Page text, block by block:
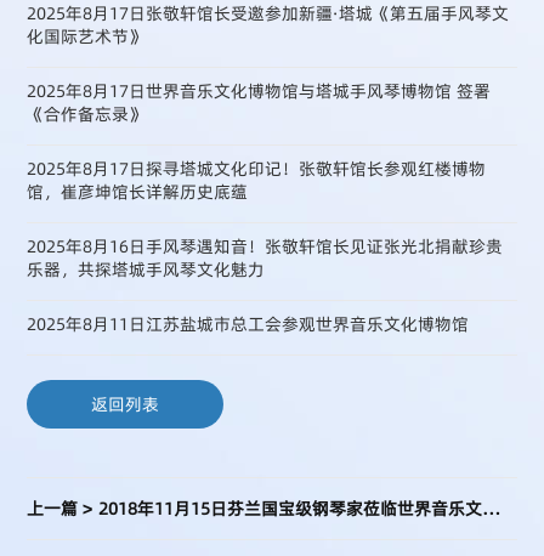
2025年8月17日张敬轩馆长受邀参加新疆·塔城《第五届手风琴文
化国际艺术节》
2025年8月17日世界音乐文化博物馆与塔城手风琴博物馆 签署
《合作备忘录》
2025年8月17日探寻塔城文化印记！张敬轩馆长参观红楼博物
馆，崔彦坤馆长详解历史底蕴
2025年8月16日手风琴遇知音！张敬轩馆长见证张光北捐献珍贵
乐器，共探塔城手风琴文化魅力
2025年8月11日江苏盐城市总工会参观世界音乐文化博物馆
返回列表
上一篇 > 2018年11月15日芬兰国宝级钢琴家莅临世界音乐文化博物馆参观